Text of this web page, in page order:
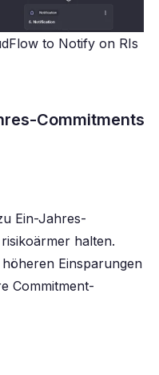
to Notify on RIs
Commitments
Ein-Jahres-
halten.
Einsparungen
Commitment-